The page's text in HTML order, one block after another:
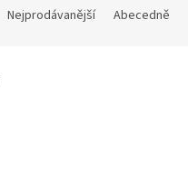
Nejprodávanější Abecedně